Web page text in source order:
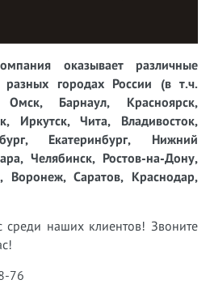
оказывает различные
разных городах России (в т.ч.
Омск, Барнаул, Красноярск,
Иркутск, Чита, Владивосток,
Екатеринбург, Нижний
Челябинск, Ростов-на-Дону,
Воронеж, Саратов, Краснодар,
среди наших клиентов! Звоните
76